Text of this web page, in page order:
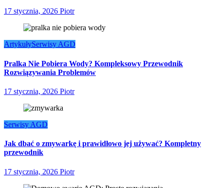
17 stycznia, 2026 Piotr
ArtykułySerwisy AGD
Pralka Nie Pobiera Wody? Kompleksowy Przewodnik
Rozwiązywania Problemów
17 stycznia, 2026 Piotr
Serwisy AGD
Jak dbać o zmywarkę i prawidłowo jej używać? Kompletny
przewodnik
17 stycznia, 2026 Piotr